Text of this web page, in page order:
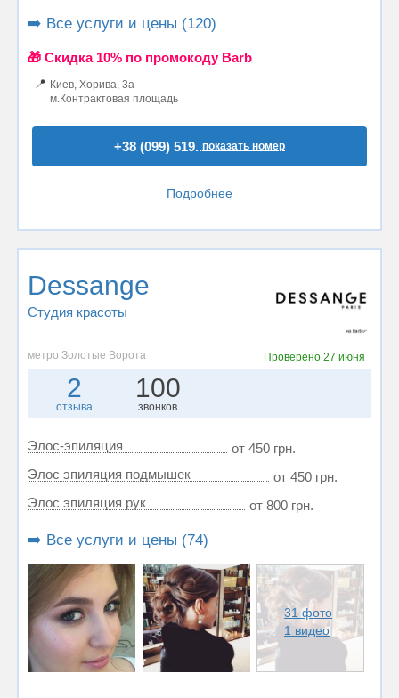
➡️ Все услуги и цены (120)
🎁 Cкидка 10% по промокоду Barb
📍 Киев, Хорива, 3а
м.Контрактовая площадь
+38 (099) 519..показать номер
Подробнее
Dessange
Студия красоты
метро Золотые Ворота Проверено 27 июня
2
отзыва
100
звонков
Элос-эпиляция
от 450 грн.
Элос эпиляция подмышек
от 450 грн.
Элос эпиляция рук
от 800 грн.
➡️ Все услуги и цены (74)
31 фото
1 видео